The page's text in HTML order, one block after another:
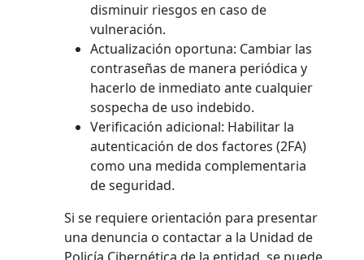
disminuir riesgos en caso de
vulneración.
Actualización oportuna: Cambiar las
contraseñas de manera periódica y
hacerlo de inmediato ante cualquier
sospecha de uso indebido.
Verificación adicional: Habilitar la
autenticación de dos factores (2FA)
como una medida complementaria
de seguridad.
Si se requiere orientación para presentar
una denuncia o contactar a la Unidad de